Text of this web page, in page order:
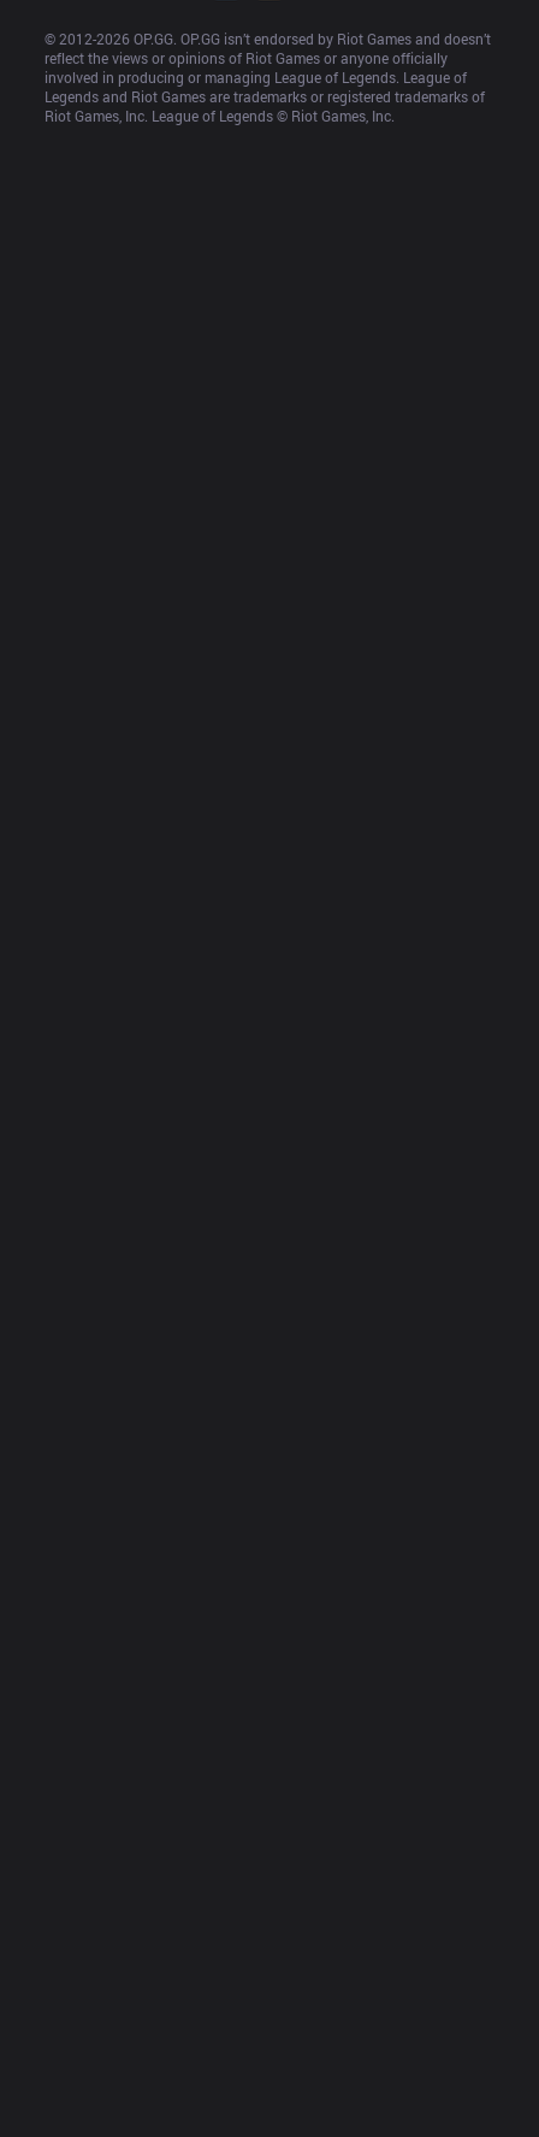
© 2012-2026 OP.GG. OP.GG isn’t endorsed by Riot Games and doesn’t
reflect the views or opinions of Riot Games or anyone officially
involved in producing or managing League of Legends. League of
Legends and Riot Games are trademarks or registered trademarks of
Riot Games, Inc. League of Legends © Riot Games, Inc.